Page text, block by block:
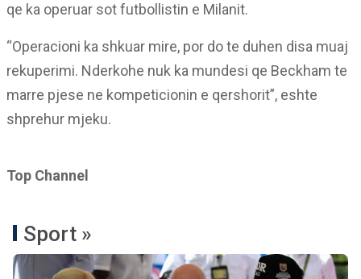
qe ka operuar sot futbollistin e Milanit.
“Operacioni ka shkuar mire, por do te duhen disa muaj
rekuperimi. Nderkohe nuk ka mundesi qe Beckham te
marre pjese ne kompeticionin e qershorit”, eshte
shprehur mjeku.
Top Channel
Sport »